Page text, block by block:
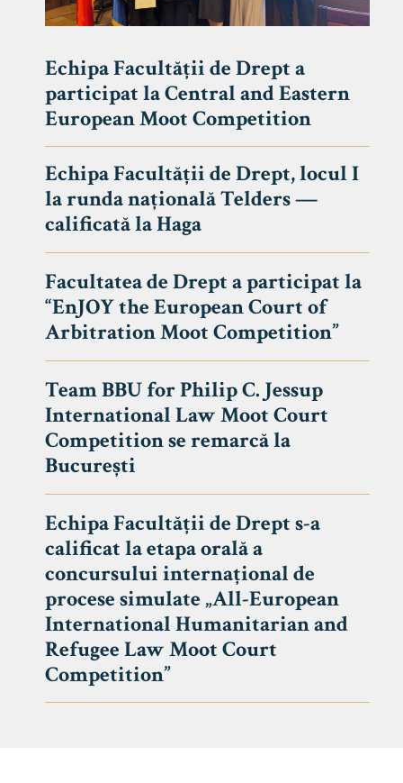
Echipa Facultății de Drept a
participat la Central and Eastern
European Moot Competition
Echipa Facultății de Drept, locul I
la runda națională Telders —
calificată la Haga
Facultatea de Drept a participat la
“EnJOY the European Court of
Arbitration Moot Competition”
Team BBU for Philip C. Jessup
International Law Moot Court
Competition se remarcă la
București
Echipa Facultății de Drept s-a
calificat la etapa orală a
concursului internațional de
procese simulate „All-European
International Humanitarian and
Refugee Law Moot Court
Competition”